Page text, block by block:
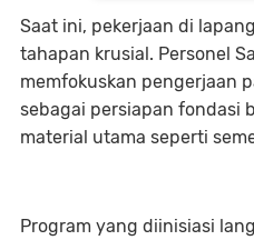
Saat ini, pekerjaan di
tahapan krusial. Personel
memfokuskan pengerjaan
sebagai persiapan fondasi
material utama seperti
Program yang diinisiasi